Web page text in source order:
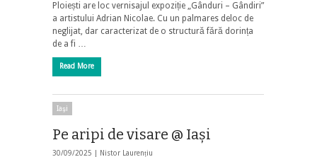
Ploiești are loc vernisajul expoziție „Gânduri – Gândiri”
a artistului Adrian Nicolae. Cu un palmares deloc de
neglijat, dar caracterizat de o structură fără dorința
de a fi …
Read More
Iaşi
Pe aripi de visare @ Iaşi
30/09/2025 | Nistor Laurențiu